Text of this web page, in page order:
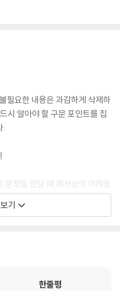
필요한 내용은 과감하게 삭제하
시 알아야 할 구문 포인트를 집
.
문장을 만날 때 해석상의 어려움
수업은 영어 해석을 위한 수업
슨 구문』은 영어 문장을 정확
기
한줄평